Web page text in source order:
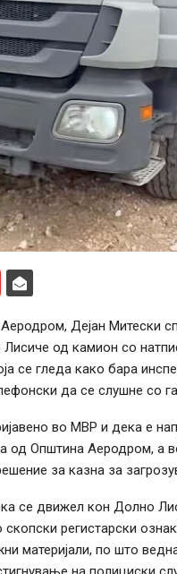
Дејан Митески
од камион со
се гледа како бара
да се слушне со
во МВР и дека е
од Општина Аеродром, а
за казна за
се движел кон Долно
регистарски
материјали, по што